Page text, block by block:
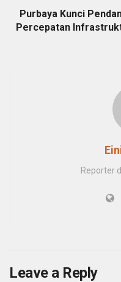
Purbaya Kunci
Percepatan
Reporter
Leave a Reply